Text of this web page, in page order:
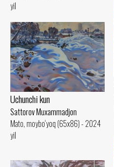
yil
Uchunchi kun
Sattorov Muxammadjon
Mato, moybo‘yoq (65x86) - 2024
yil